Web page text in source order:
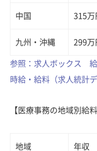
中国 315万
九州・沖縄 299万
参照：求人ボックス 給
時給・給料（求人統計デ
【医療事務の地域別給料
地域 年収